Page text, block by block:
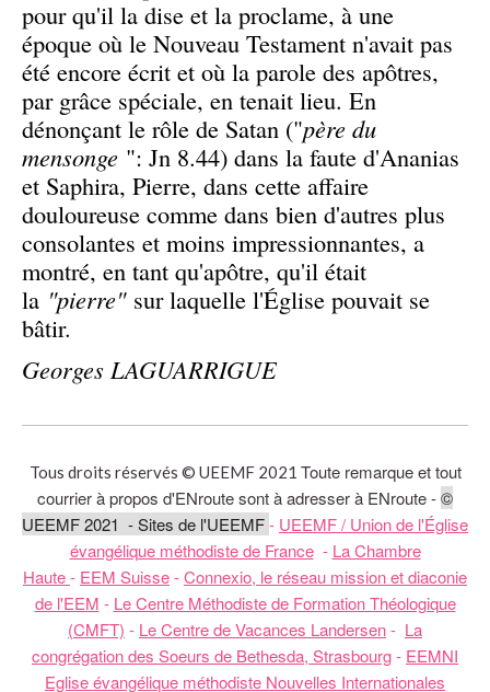
pour qu'il la dise et la proclame, à une
époque où le Nouveau Testament n'avait pas
été encore écrit et où la parole des apôtres,
par grâce spéciale, en tenait lieu. En
dénonçant le rôle de Satan ("père du
mensonge ": Jn 8.44) dans la faute d'Ananias
et Saphira, Pierre, dans cette affaire
douloureuse comme dans bien d'autres plus
consolantes et moins impressionnantes, a
montré, en tant qu'apôtre, qu'il était
la "pierre"sur laquelle l'Église pouvait se
bâtir.
Georges LAGUARRIGUE
Tous droits réservés © UEEMF 2021 Toute remarque et tout
courrier à propos d'ENroute sont à adresser à ENroute -©
UEEMF 2021 - Sites de l'UEEMF- UEEMF / Union de l'Église
évangélique méthodiste de France- La Chambre
Haute- EEM Suisse-Connexio, le réseau mission et diaconie
de l'EEM - Le Centre Méthodiste de Formation Théologique
(CMFT) - Le Centre de Vacances Landersen- La
congrégation des Soeurs de Bethesda, Strasbourg- EEMNI
Eglise évangélique méthodiste Nouvelles Internationales